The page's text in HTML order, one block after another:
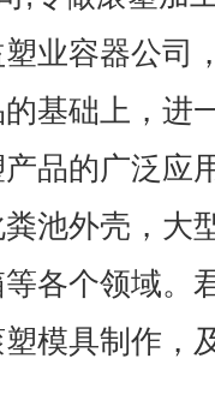
业容器公司
基础上，进
品的广泛应
池外壳，大
各个领域。
模具制作，